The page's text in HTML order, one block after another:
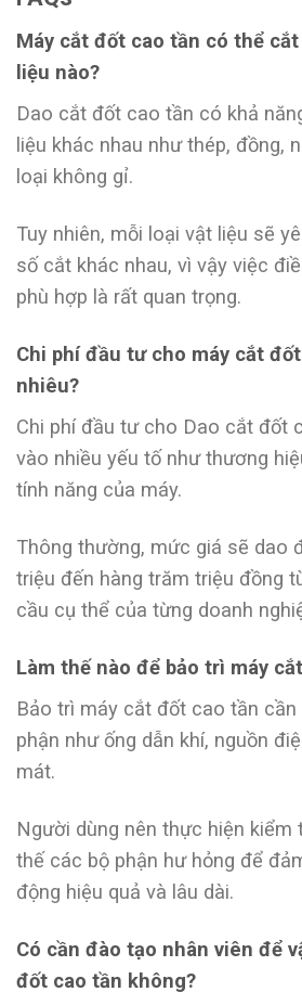
Máy cắt đốt cao tần có thể
liệu nào?
Dao cắt đốt cao tần có khả
liệu khác nhau như thép, đồng,
loại không gỉ.
Tuy nhiên, mỗi loại vật liệu sẽ
số cắt khác nhau, vì vậy việc
phù hợp là rất quan trọng.
Chi phí đầu tư cho máy cắt
nhiêu?
Chi phí đầu tư cho Dao cắt đốt
vào nhiều yếu tố như thương
tính năng của máy.
Thông thường, mức giá sẽ dao
triệu đến hàng trăm triệu đồng
cầu cụ thể của từng doanh
Làm thế nào để bảo trì máy
Bảo trì máy cắt đốt cao tần
phận như ống dẫn khí, nguồn
mát.
Người dùng nên thực hiện kiểm
thế các bộ phận hư hỏng để
động hiệu quả và lâu dài.
Có cần đào tạo nhân viên để
đốt cao tần không?